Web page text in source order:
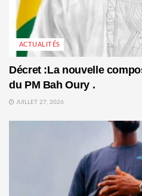
ACTUALITÉS
Décret :La nouvelle
du PM Bah Oury .
JUILLET 27, 2026